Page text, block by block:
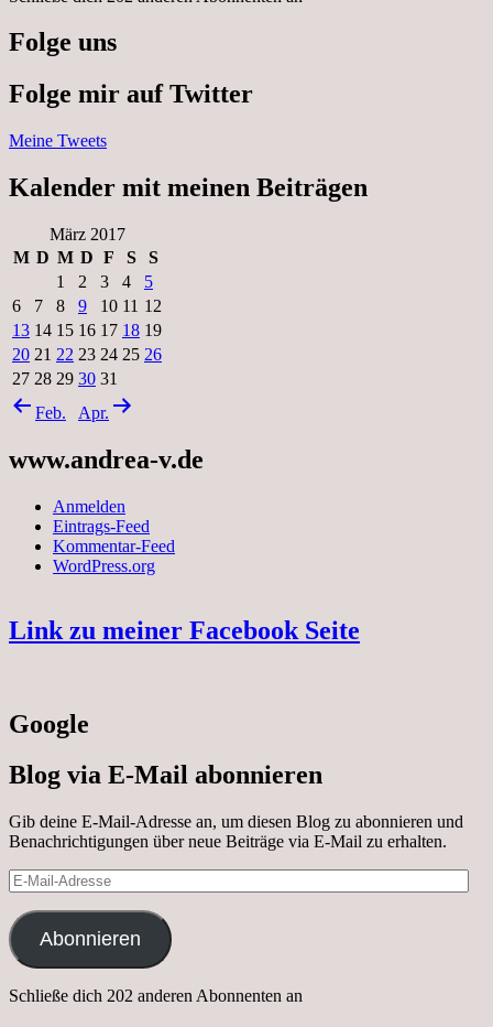
Folge uns
Folge mir auf Twitter
Meine Tweets
Kalender mit meinen Beiträgen
März 2017
M D M D F S
S
1
2 3 4
5
6
7 8 9 10 11 12
13 14 15 16 17 18 19
20 21 22 23 24 25 26
27 28 29 30 31
Feb.
Apr.
www.andrea-v.de
Anmelden
Eintrags-Feed
Kommentar-Feed
WordPress.org
Link zu meiner Facebook Seite
Google
Blog via E-Mail abonnieren
Gib deine E-Mail-Adresse an, um diesen Blog zu abonnieren und
Benachrichtigungen über neue Beiträge via E-Mail zu erhalten.
E-
Mail-
Adresse
Abonnieren
Schließe dich 202 anderen Abonnenten an